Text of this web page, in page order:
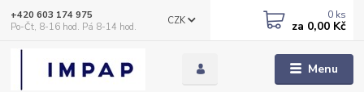
Menu
CZK
+420 603 174 975
Po-Čt, 8-16 hod. Pá 8-14 hod.
0 ks
za 0,00 Kč